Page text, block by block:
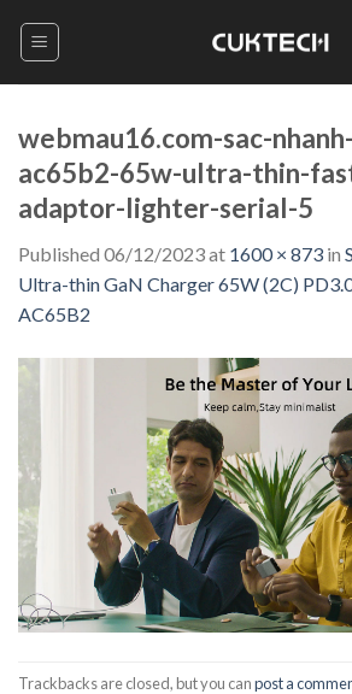
webmau16.com-sac-
ac65b2-65w-ultra-thin-
adaptor-lighter-serial-5
Published 06/12/2023at 1600 × 873 in
Ultra-thin GaN Charger 65W (2C)
AC65B2
Trackbacks are closed, but you canpost a